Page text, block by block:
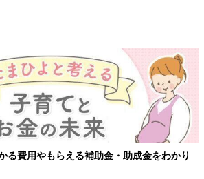
ビュー! つっこみが止まらない育児日記
Amazonで見る
る費用やもらえる補助金・助成金をわかり